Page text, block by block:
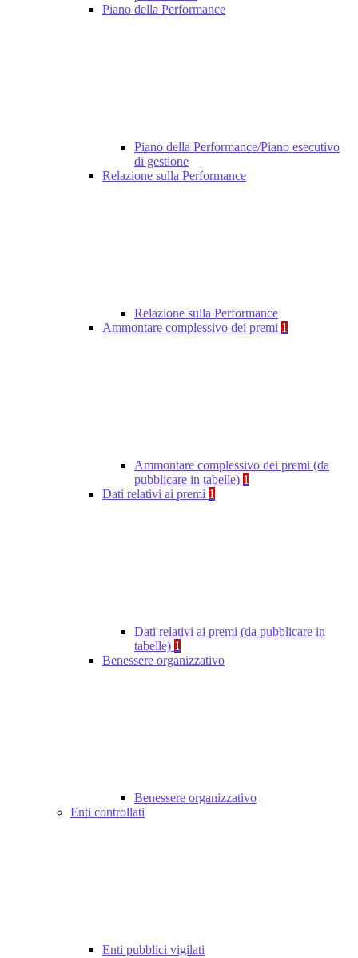
Piano della Performance
Piano della Performance/Piano esecutivo
di gestione
Relazione sulla Performance
Relazione sulla Performance
Ammontare complessivo dei premi 1
Ammontare complessivo dei premi (da
pubblicare in tabelle) 1
Dati relativi ai premi 1
Dati relativi ai premi (da pubblicare in
tabelle) 1
Benessere organizzativo
Benessere organizzativo
Enti controllati
Enti pubblici vigilati